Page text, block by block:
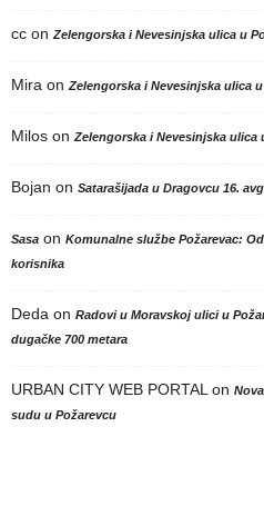
cc onZelengorska i Nevesinjska ulica u
Mira onZelengorska i Nevesinjska ulica
Milos onZelengorska i Nevesinjska ulica
Bojan on Satarašijada u Dragovcu 16.
Sasa on Komunalne službe Požarevac:
korisnika
Deda on Radovi u Moravskoj ulici u
dugačke 700 metara
URBAN CITY WEB PORTALon
sudu u Požarevcu